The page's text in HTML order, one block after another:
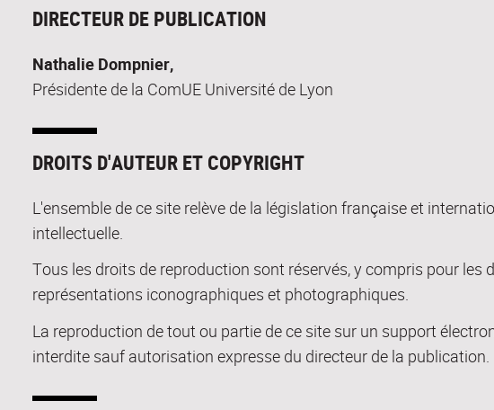
DIRECTEUR DE PUBLICATION
Nathalie Dompnier,
Présidente de la ComUE Université de Lyon
DROITS D'AUTEUR ET COPYRIGHT
L'ensemble de ce site relève de la législation française et
intellectuelle.
Tous les droits de reproduction sont réservés, y compris pour les
représentations iconographiques et photographiques.
La reproduction de tout ou partie de ce site sur un support
interdite sauf autorisation expresse du directeur de la publication.